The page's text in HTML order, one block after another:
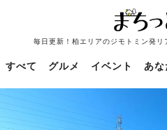
毎日更新！柏エリアのジモトミン発リ
すべて グルメ イベント あな